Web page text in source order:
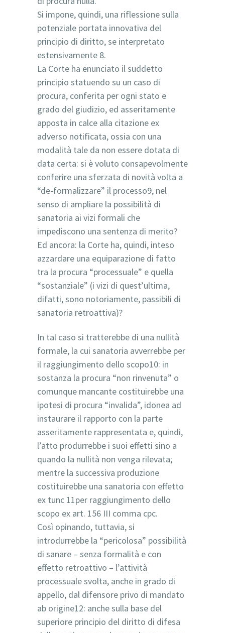
Si impone, quindi, una riflessione sulla
potenziale portata innovativa del
principio di diritto, se interpretato
estensivamente 8.
La Corte ha enunciato il suddetto
principio statuendo su un caso di
procura, conferita per ogni stato e
grado del giudizio, ed asseritamente
apposta in calce alla citazione ex
adverso notificata, ossia con una
modalità tale da non essere dotata di
data certa: si è voluto consapevolmente
conferire una sferzata di novità volta a
“de-formalizzare” il processo9, nel
senso di ampliare la possibilità di
sanatoria ai vizi formali che
impediscono una sentenza di merito?
Ed ancora: la Corte ha, quindi, inteso
azzardare una equiparazione di fatto
tra la procura “processuale” e quella
“sostanziale” (i vizi di quest’ultima,
difatti, sono notoriamente, passibili di
sanatoria retroattiva)?
In tal caso si tratterebbe di una nullità
formale, la cui sanatoria avverrebbe per
il raggiungimento dello scopo10: in
sostanza la procura “non rinvenuta” o
comunque mancante costituirebbe una
ipotesi di procura “invalida”, idonea ad
instaurare il rapporto con la parte
asseritamente rappresentata e, quindi,
l’atto produrrebbe i suoi effetti sino a
quando la nullità non venga rilevata;
mentre la successiva produzione
costituirebbe una sanatoria con effetto
ex tunc 11per raggiungimento dello
scopo ex art. 156 III comma cpc.
Così opinando, tuttavia, si
introdurrebbe la “pericolosa” possibilità
di sanare – senza formalità e con
effetto retroattivo – l’attività
processuale svolta, anche in grado di
appello, dal difensore privo di mandato
ab origine12: anche sulla base del
superiore principio del diritto di difesa